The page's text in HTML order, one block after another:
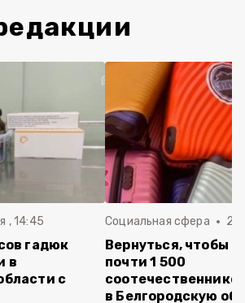
, 14:45
гадюк
в
с
Социальная сфера 20
Вернуться, чтобы
почти 1 500
в Белгородскую